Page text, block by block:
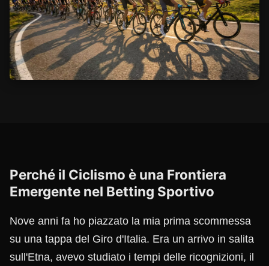
Perché il Ciclismo è una Frontiera
Emergente nel Betting Sportivo
Nove anni fa ho piazzato la mia prima scommessa
su una tappa del Giro d'Italia. Era un arrivo in salita
sull'Etna, avevo studiato i tempi delle ricognizioni, il